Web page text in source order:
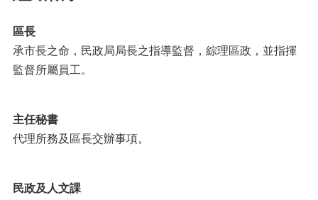
區長
承市長之命，民政局局長之指導監督，綜理區政，並指揮
監督所屬員工。
主任秘書
代理所務及區長交辦事項。
民政及人文課